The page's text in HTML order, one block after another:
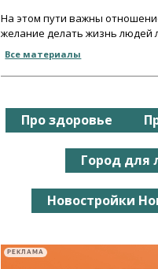
На этом пути важны
желание делать жизнь людей
Все материалы
Про здоровье
Город для
Новостройки
РЕКЛАМА